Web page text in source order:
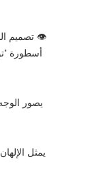
👁️ تصميم
أسطورة
يصور
يمثل